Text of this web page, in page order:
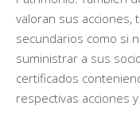
valoran sus acciones,
secundarios como si
suministrar a sus
certificados
respectivas acciones